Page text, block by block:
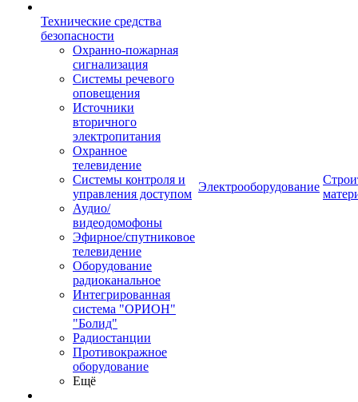
Технические средства
безопасности
Охранно-пожарная
сигнализация
Системы речевого
оповещения
Источники
вторичного
электропитания
Охранное
телевидение
Системы контроля и
управления доступом
Аудио/
видеодомофоны
Эфирное/спутниковое
телевидение
Оборудование
радиоканальное
Интегрированная
система "ОРИОН"
"Болид"
Радиостанции
Противокражное
оборудование
Ещё
Электрооборудование